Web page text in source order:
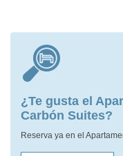
¿Te gusta el
Carbón Suites?
Reserva ya en el